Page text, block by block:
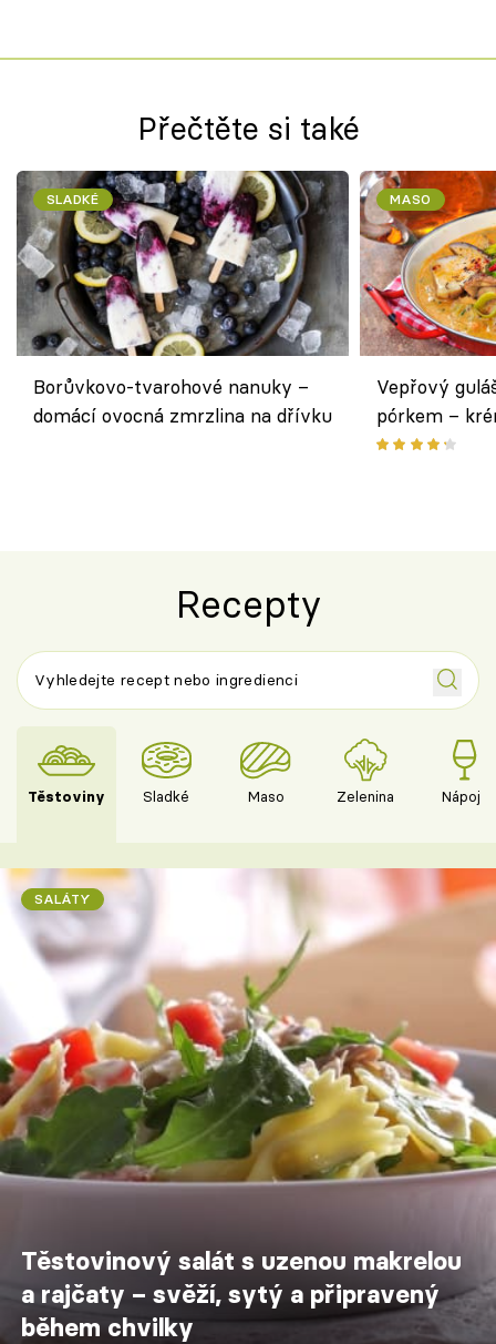
Přečtěte si také
SLADKÉ
Borůvkovo-tvarohové nanuky –
domácí ovocná zmrzlina na dřívku
MASO
Vepřový
pórkem –
pokrm z
Recepty
Těstoviny Sladké Maso Zelenina Nápoje
SALÁTY
Těstovinový salát s uzenou makrelou
a rajčaty – svěží, sytý a připravený
během chvilky